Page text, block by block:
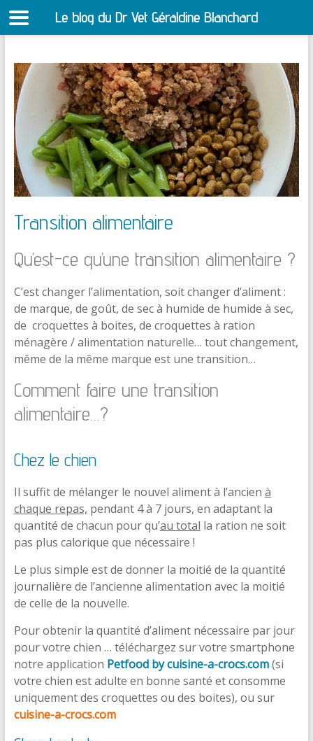
contenu
Transition alimentaire
Qu’est-ce qu’une transition alimentaire ?
C’est changer l’alimentation, soit changer d’aliment :
de marque, de goût, de sec à humide de humide à sec,
de croquettes à boites, de croquettes à ration
ménagère / alimentation naturelle… tout changement,
même de la même marque est une transition…
Comment faire une transition
alimentaire…?
Chez le chien
Il suffit de mélanger le nouvel aliment à l’ancien à
chaque repas, pendant 4 à 7 jours, en adaptant la
quantité de chacun pour qu’au total la ration ne soit
pas plus calorique que nécessaire !
Le plus simple est de donner la moitié de la quantité
journalière de l’ancienne alimentation avec la moitié
de celle de la nouvelle.
Pour obtenir la quantité d’aliment nécessaire par jour
pour votre chien … téléchargez sur votre smartphone
notre application Petfood by cuisine-a-crocs.com(si
votre chien est adulte en bonne santé et consomme
uniquement des croquettes ou des boites), ou sur
cuisine-a-crocs.com
Le blog du Dr Vet Géraldine Blanchard